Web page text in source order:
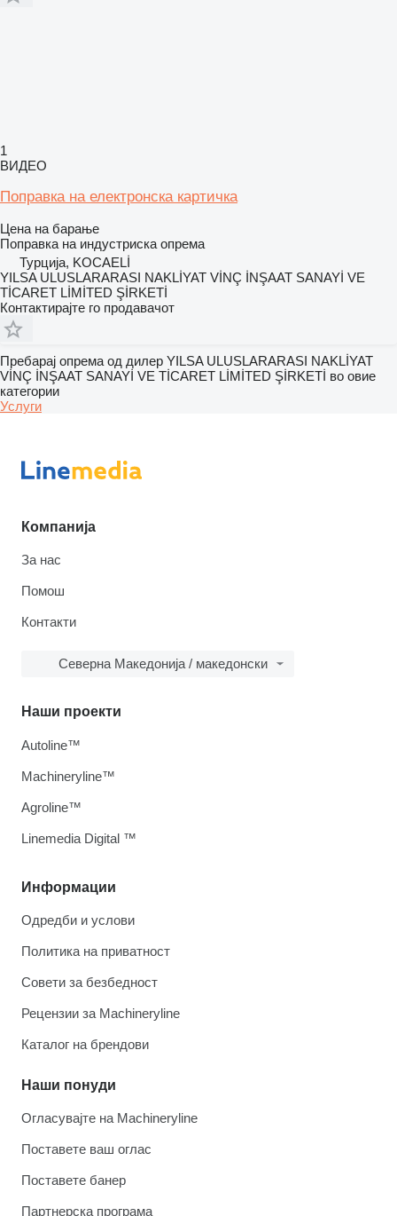
1
ВИДЕО
Поправка на електронска картичка
Цена на барање
Поправка на индустриска опрема
Турција, KOCAELİ
YILSA ULUSLARARASI NAKLİYAT VİNÇ İNŞAAT SANAYİ VE
TİCARET LİMİTED ŞİRKETİ
Контактирајте го продавачот
Пребарај опрема од дилер YILSA ULUSLARARASI NAKLİYAT
VİNÇ İNŞAAT SANAYİ VE TİCARET LİMİTED ŞİRKETİ во овие
категории
Услуги
Компанија
За нас
Помош
Контакти
Северна Македонија / македонски
Информации
Одредби и услови
Политика на приватност
Совети за безбедност
Рецензии за Machineryline
Каталог на брендови
Наши понуди
Огласувајте на Machineryline
Поставете ваш оглас
Поставете банер
Партнерска програма
Наши проекти
Autoline™
Machineryline™
Agroline™
Linemedia Digital ™